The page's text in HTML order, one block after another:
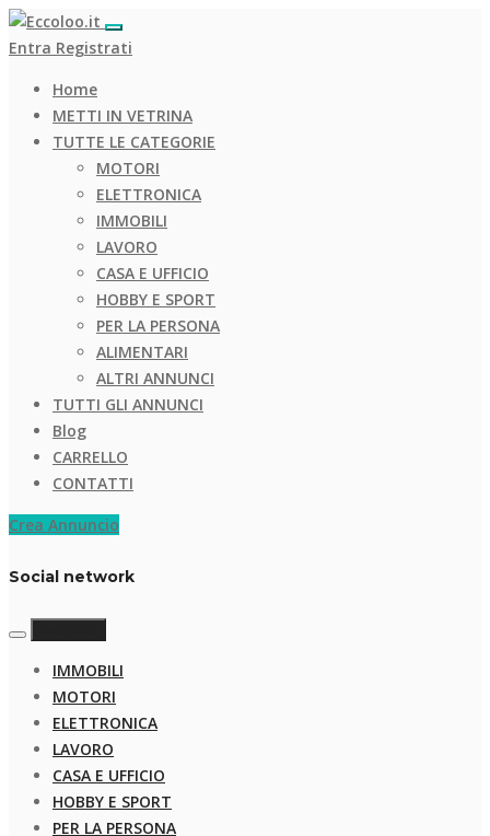
Entra Registrati
Home
METTI IN VETRINA
TUTTE LE CATEGORIE
MOTORI
ELETTRONICA
IMMOBILI
LAVORO
CASA E UFFICIO
HOBBY E SPORT
PER LA PERSONA
ALIMENTARI
ALTRI ANNUNCI
TUTTI GLI ANNUNCI
Blog
CARRELLO
CONTATTI
Crea Annuncio
Social network
IMMOBILI
MOTORI
ELETTRONICA
LAVORO
CASA E UFFICIO
HOBBY E SPORT
PER LA PERSONA